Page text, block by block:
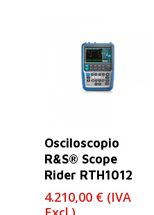
Osciloscopio
R&S® Scope
Rider RTH1012
4.210,00 € (IVA